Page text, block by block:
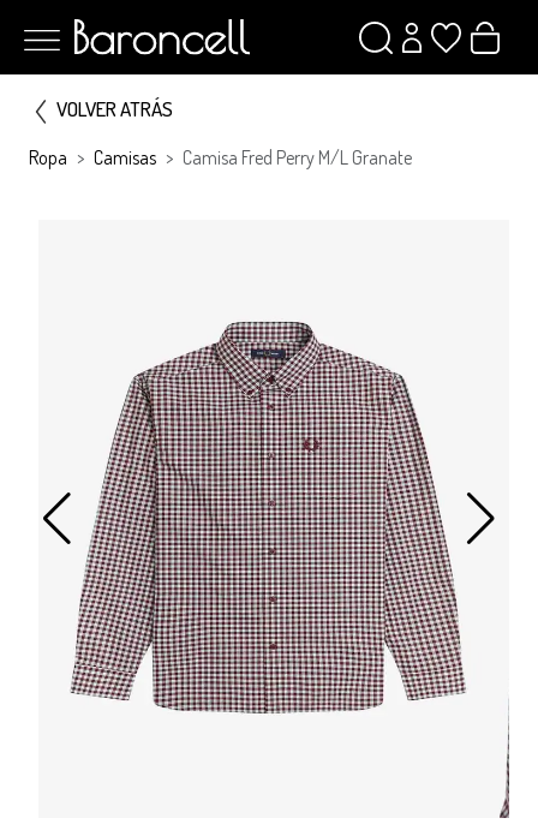
VOLVER ATRÁS
Ropa Camisas Camisa Fred Perry M/l Granate